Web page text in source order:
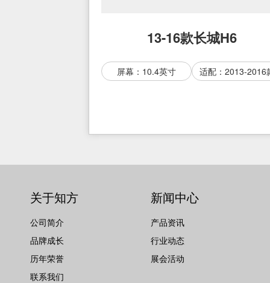
13-16款长城H6
适配：2013-2016
屏幕：10.4英寸
关于知方
公司简介
品牌成长
历年荣誉
联系我们
新闻中心
产品资讯
行业动态
展会活动